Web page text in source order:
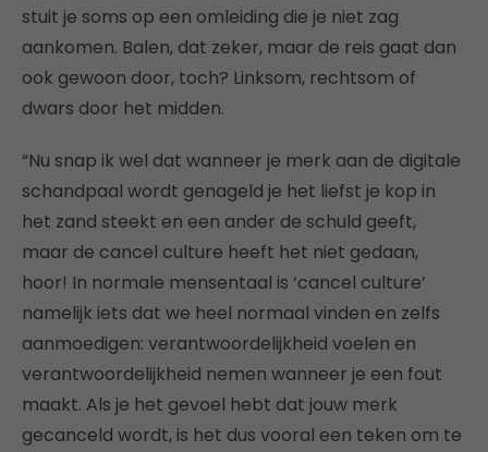
stuit je soms op een omleiding die je niet zag
aankomen. Balen, dat zeker, maar de reis gaat dan
ook gewoon door, toch? Linksom, rechtsom of
dwars door het midden.
“Nu snap ik wel dat wanneer je merk aan de digitale
schandpaal wordt genageld je het liefst je kop in
het zand steekt en een ander de schuld geeft,
maar de cancel culture heeft het niet gedaan,
hoor! In normale mensentaal is ‘cancel culture’
namelijk iets dat we heel normaal vinden en zelfs
aanmoedigen: verantwoordelijkheid voelen en
verantwoordelijkheid nemen wanneer je een fout
maakt. Als je het gevoel hebt dat jouw merk
gecanceld wordt, is het dus vooral een teken om te